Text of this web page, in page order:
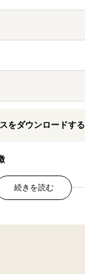
をダウンロードする
ビス